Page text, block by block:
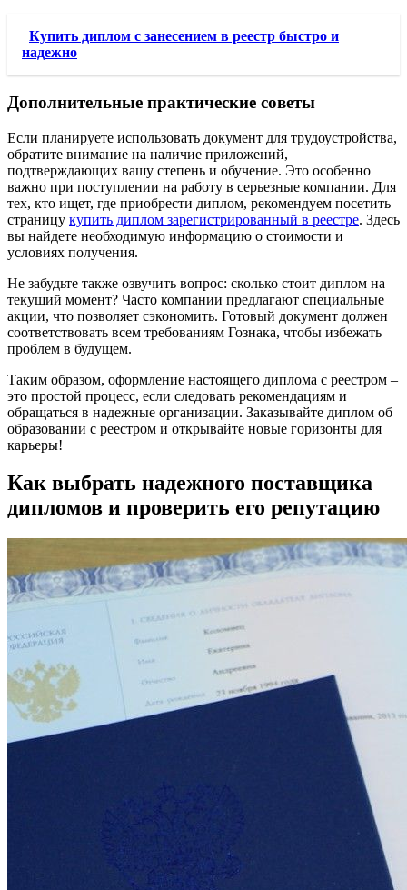
Купить диплом с занесением в реестр быстро и
надежно
Дополнительные практические советы
Если планируете использовать документ для трудоустройства,
обратите внимание на наличие приложений,
подтверждающих вашу степень и обучение. Это особенно
важно при поступлении на работу в серьезные компании. Для
тех, кто ищет, где приобрести диплом, рекомендуем посетить
страницу купить диплом зарегистрированный в реестре. Здесь
вы найдете необходимую информацию о стоимости и
условиях получения.
Не забудьте также озвучить вопрос: сколько стоит диплом на
текущий момент? Часто компании предлагают специальные
акции, что позволяет сэкономить. Готовый документ должен
соответствовать всем требованиям Гознака, чтобы избежать
проблем в будущем.
Таким образом, оформление настоящего диплома с реестром –
это простой процесс, если следовать рекомендациям и
обращаться в надежные организации. Заказывайте диплом об
образовании с реестром и открывайте новые горизонты для
карьеры!
Как выбрать надежного поставщика
дипломов и проверить его репутацию